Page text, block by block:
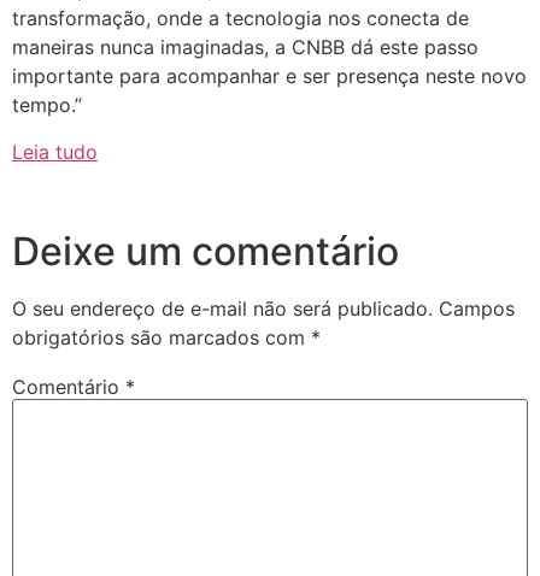
transformação, onde a tecnologia nos conecta de
maneiras nunca imaginadas, a CNBB dá este passo
importante para acompanhar e ser presença neste novo
tempo.”
Leia tudo
Deixe um comentário
O seu endereço de e-mail não será publicado. Campos
obrigatórios são marcados com *
Comentário *